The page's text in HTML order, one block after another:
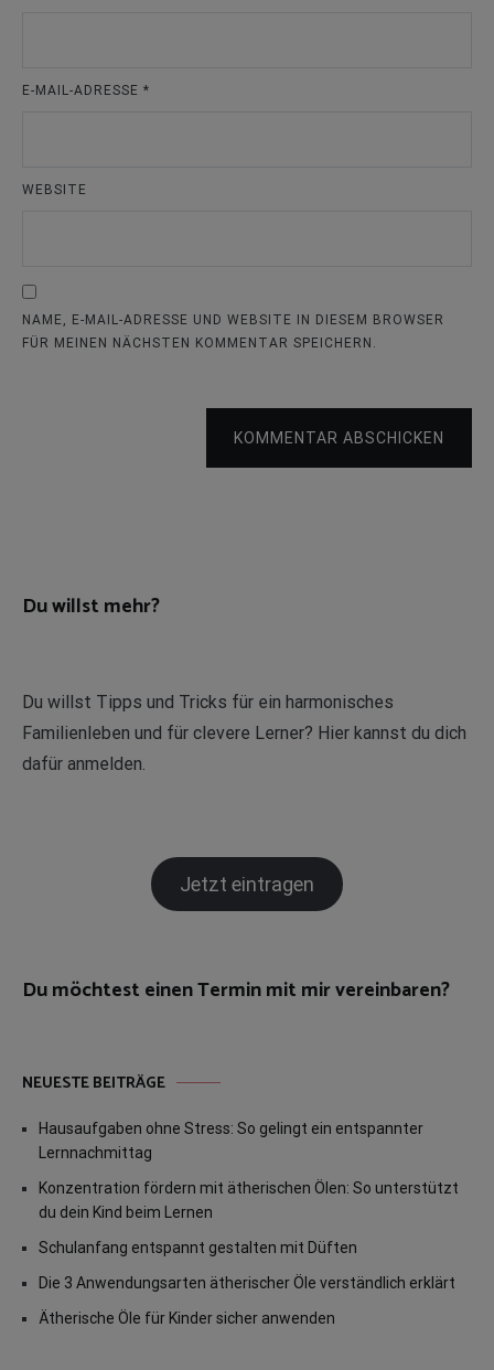
E-MAIL-ADRESSE *
WEBSITE
NAME, E-MAIL-ADRESSE UND WEBSITE IN DIESEM BROWSER
FÜR MEINEN NÄCHSTEN KOMMENTAR SPEICHERN.
KOMMENTAR ABSCHICKEN
Du willst mehr?
Du willst Tipps und Tricks für ein harmonisches
Familienleben und für clevere Lerner? Hier kannst du dich
dafür anmelden.
Jetzt eintragen
Du möchtest einen Termin mit mir vereinbaren?
NEUESTE BEITRÄGE
Hausaufgaben ohne Stress: So gelingt ein entspannter
Lernnachmittag
Konzentration fördern mit ätherischen Ölen: So unterstützt
du dein Kind beim Lernen
Schulanfang entspannt gestalten mit Düften
Die 3 Anwendungsarten ätherischer Öle verständlich erklärt
Ätherische Öle für Kinder sicher anwenden